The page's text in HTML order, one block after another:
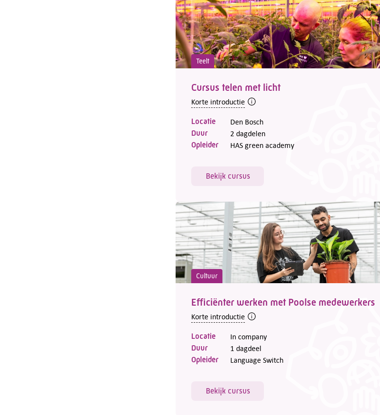
Teelt
Cursus telen met licht
Korte introductie
Locatie Den Bosch
Duur 2 dagdelen
Opleider HAS green academy
Bekijk cursus
Cultuur
Efficiënter werken met Poolse medewerkers
Korte introductie
Locatie In company
Duur 1 dagdeel
Opleider Language Switch
Bekijk cursus